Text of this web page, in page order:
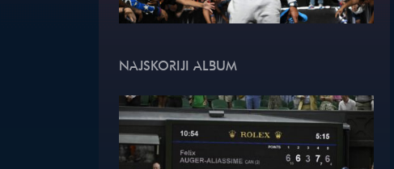
NAJSKORIJI ALBUM